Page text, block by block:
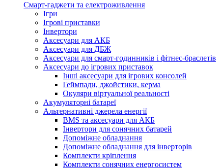
Смарт-гаджети та електроживлення
Ігри
Ігрові приставки
Інвертори
Аксесуари для АКБ
Аксесуари для ДБЖ
Аксесуари для смарт-годинників і фітнес-браслетів
Аксесуари до ігрових приставок
Інші аксесуари для ігрових консолей
Геймпади, джойстики, керма
Окуляри віртуальної реальності
Акумуляторні батареї
Альтернативні джерела енергії
BMS та аксесуари для АКБ
Інвертори для сонячних батарей
Допоміжне обладнання
Допоміжне обладнання для інверторів
Комплекти кріплення
Комплекти сонячних енергосистем